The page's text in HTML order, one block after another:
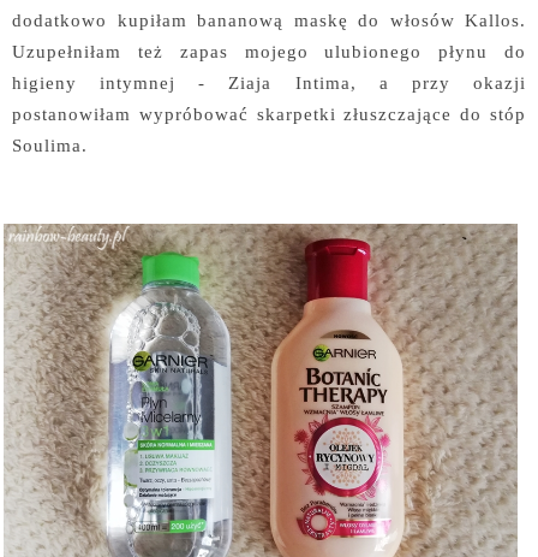
dodatkowo kupiłam bananową maskę do włosów Kallos.
Uzupełniłam też zapas mojego ulubionego płynu do
higieny intymnej - Ziaja Intima, a przy okazji
postanowiłam wypróbować skarpetki złuszczające do stóp
Soulima.